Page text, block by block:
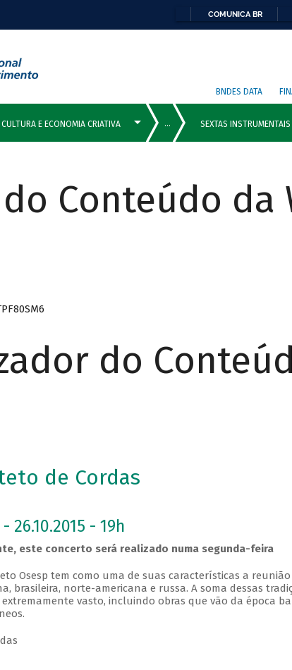
COMUNICA BR
BNDES DATA
Conteúdo da
do
de Cordas
26.10.2015 - 19h
este concerto será realizado numa segunda-feira
Osesp tem como uma de suas características a
brasileira, norte-americana e russa. A soma dessas
vasto, incluindo obras que vão da época